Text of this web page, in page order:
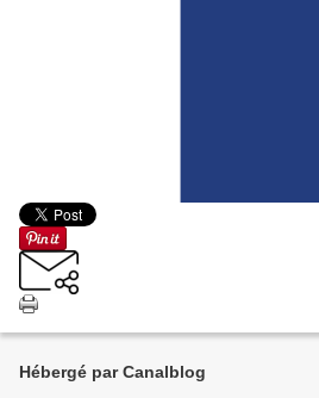
Hébergé par Canalblog